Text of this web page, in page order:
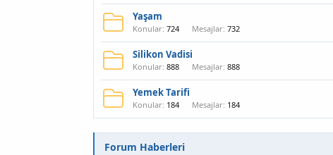
Yaşam
Konular 724 Mesajlar 732
Silikon Vadisi
Konular 888 Mesajlar 888
Yemek Tarifi
Konular 184 Mesajlar 184
Forum Haberleri